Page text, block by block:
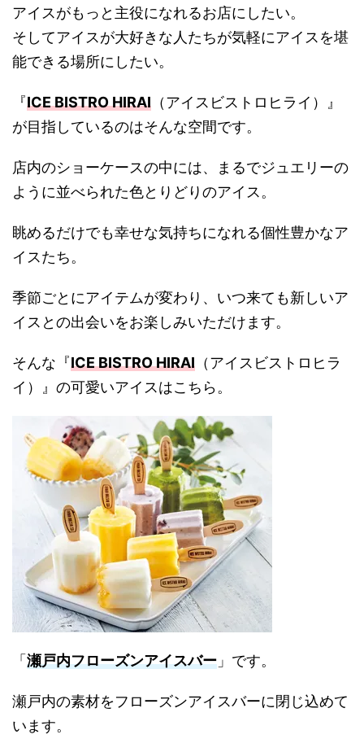
アイスがもっと主役になれるお店にしたい。
そしてアイスが大好きな人たちが気軽にアイスを堪
能できる場所にしたい。
『ICE BISTRO HIRAI （アイスビストロヒライ）』
が目指しているのはそんな空間です。
店内のショーケースの中には、まるでジュエリーの
ように並べられた色とりどりのアイス。
眺めるだけでも幸せな気持ちになれる個性豊かなア
イスたち。
季節ごとにアイテムが変わり、いつ来ても新しいア
イスとの出会いをお楽しみいただけます。
そんな『ICE BISTRO HIRAI （アイスビストロヒラ
イ）』の可愛いアイスはこちら。
「 瀬戸内フローズンアイスバー 」です。
瀬戸内の素材をフローズンアイスバーに閉じ込めて
います。